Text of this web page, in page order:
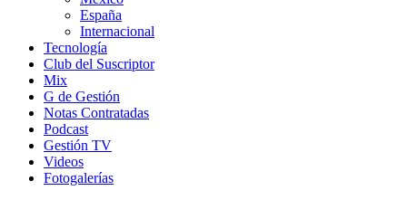
España
Internacional
Tecnología
Club del Suscriptor
Mix
G de Gestión
Notas Contratadas
Podcast
Gestión TV
Videos
Fotogalerías